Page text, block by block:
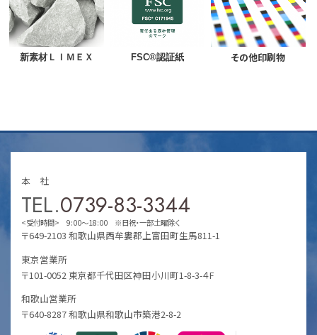
新素材ＬＩＭＥＸ FSC®︎認証紙 その他印刷物
本 社
TEL.0739-83-3344
<受付時間> 9:00～18:00 ※日祝・一部土曜除く
〒649-2103 和歌山県西牟婁郡上富田町生馬811-1
東京営業所
〒101-0052 東京都千代田区神田小川町1-8-3-４F
和歌山営業所
〒640-8287 和歌山県和歌山市築港2-8-2